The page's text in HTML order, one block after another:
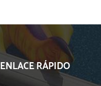
ENLACE RÁPIDO